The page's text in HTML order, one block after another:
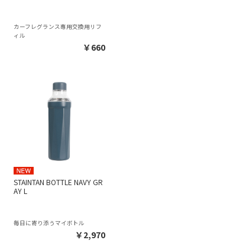
カーフレグランス専用交換用リフ
ィル
￥660
STAINTAN BOTTLE NAVY GR
AY L
毎日に寄り添うマイボトル
￥2,970